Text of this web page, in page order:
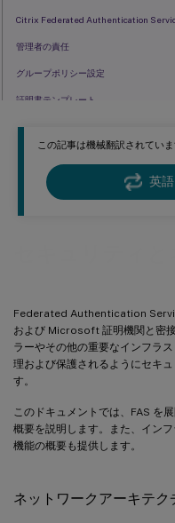
この記事は機械翻訳されてい
英
Federated Authentication
および Microsoft 証明機関と密
ラーやその他の重要なインフラ
理および保護されるようにセキ
す。
このドキュメントでは、FAS を
概要を説明します。また、イン
機能の概要も提供します。
ネットワークアーキテク
Citrix Federated Authentication
管理者の責任
グループポリシー設定
証明書テンプレート
証明機関の管理
FAS管理
Citrix Virtual Apps、Citrix Virtual